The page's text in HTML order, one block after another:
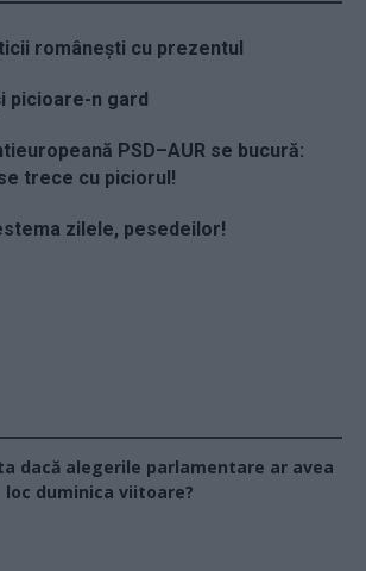
românești cu prezentul
picioare-n gard
PSD–AUR se bucură:
trece cu piciorul!
zilele, pesedeilor!
dacă alegerile parlamentare ar avea
loc duminica viitoare?